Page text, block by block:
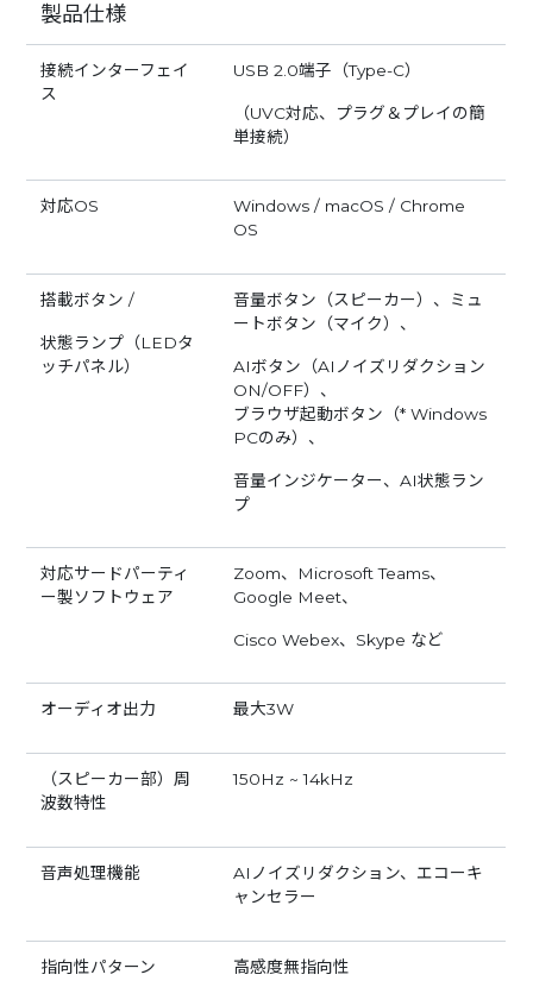
製品仕様
接続インターフェイ
ス
USB 2.0端子（Type-C）
（UVC対応、プラグ＆プレイの簡
単接続）
対応OS
Windows / macOS / Chrome
OS
搭載ボタン /
状態ランプ（LEDタ
ッチパネル）
音量ボタン（スピーカー）、ミュ
ートボタン（マイク）、
AIボタン（AIノイズリダクション
ON/OFF）、
ブラウザ起動ボタン（* Windows
PCのみ）、
音量インジケーター、AI状態ラン
プ
対応サードパーティ
ー製ソフトウェア
Zoom、Microsoft Teams、
Google Meet、
Cisco Webex、Skype など
オーディオ出力 最大3W
（スピーカー部）周
波数特性
150Hz ~ 14kHz
音声処理機能
AIノイズリダクション、エコーキ
ャンセラー
指向性パターン 高感度無指向性